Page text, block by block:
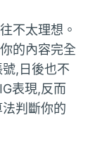
不太理想。
的內容完全
,日後也不
表現,反而
判斷你的